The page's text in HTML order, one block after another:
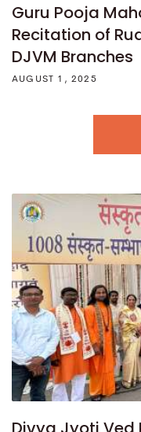
Guru Pooja
Recitation of
DJVM Branches
AUGUST 1, 2025